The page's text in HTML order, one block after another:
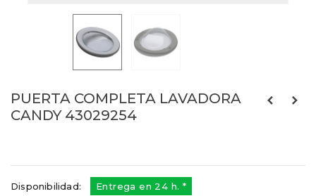
PUERTA COMPLETA LAVADORA
CANDY 43029254
Disponibilidad: Entrega en 24 h. *